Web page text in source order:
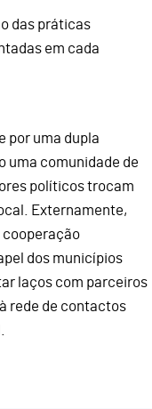
das práticas
em cada
por uma dupla
uma comunidade de
políticos trocam
Externamente,
cooperação
dos municípios
laços com parceiros
rede de contactos